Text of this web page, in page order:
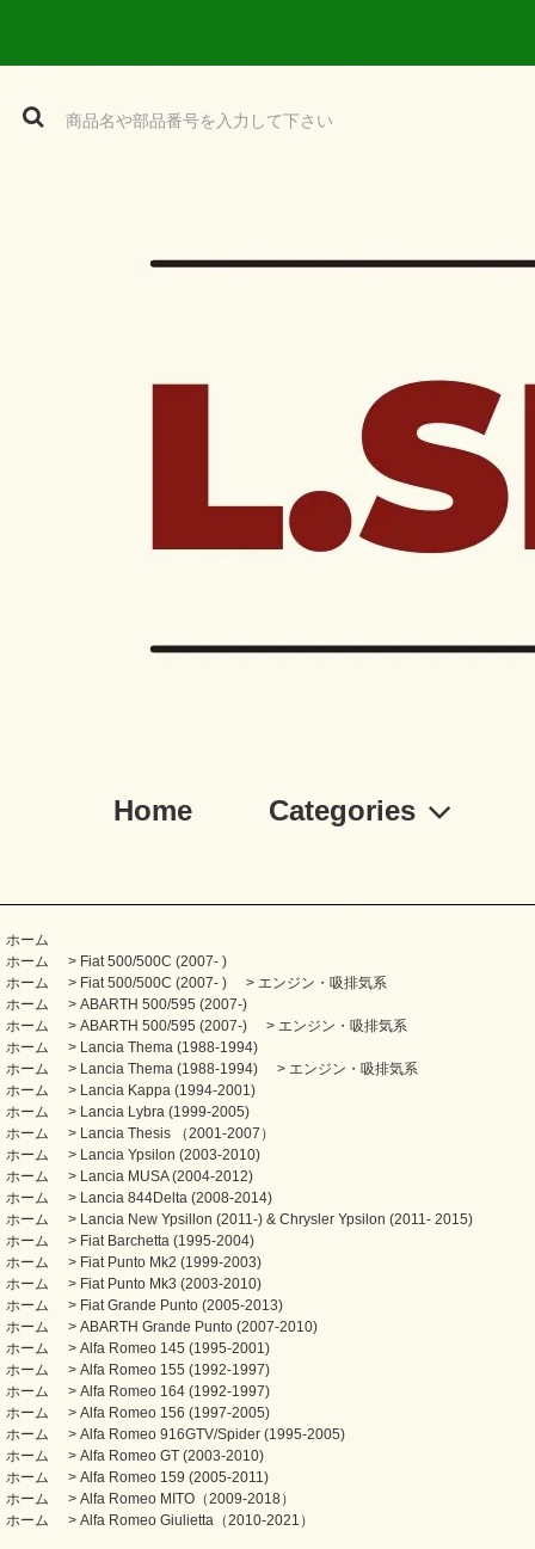
Home Categories
ホーム
ホーム
> Fiat 500/500C (2007- )
ホーム
> Fiat 500/500C (2007- ) > エンジン・吸排気系
ホーム
> ABARTH 500/595 (2007-)
ホーム
> ABARTH 500/595 (2007-) > エンジン・吸排気系
ホーム
> Lancia Thema (1988-1994)
ホーム
> Lancia Thema (1988-1994) > エンジン・吸排気系
ホーム
> Lancia Kappa (1994-2001)
ホーム
> Lancia Lybra (1999-2005)
ホーム
> Lancia Thesis （2001-2007）
ホーム
> Lancia Ypsilon (2003-2010)
ホーム
> Lancia MUSA (2004-2012)
ホーム
> Lancia 844Delta (2008-2014)
ホーム
> Lancia New Ypsillon (2011-) & Chrysler Ypsilon (2011- 2015)
ホーム
> Fiat Barchetta (1995-2004)
ホーム
> Fiat Punto Mk2 (1999-2003)
ホーム
> Fiat Punto Mk3 (2003-2010)
ホーム
> Fiat Grande Punto (2005-2013)
ホーム
> ABARTH Grande Punto (2007-2010)
ホーム
> Alfa Romeo 145 (1995-2001)
ホーム
> Alfa Romeo 155 (1992-1997)
ホーム
> Alfa Romeo 164 (1992-1997)
ホーム
> Alfa Romeo 156 (1997-2005)
ホーム
> Alfa Romeo 916GTV/Spider (1995-2005)
ホーム
> Alfa Romeo GT (2003-2010)
ホーム
> Alfa Romeo 159 (2005-2011)
ホーム
> Alfa Romeo MITO（2009-2018）
ホーム
> Alfa Romeo Giulietta（2010-2021）